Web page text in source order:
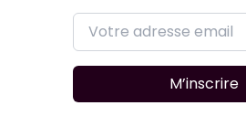
M’inscrire